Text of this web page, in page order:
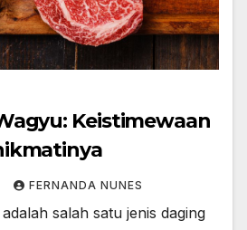
Keistimewaan
FERNANDA NUNES
salah satu jenis daging